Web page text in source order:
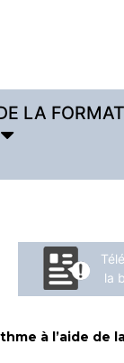
LA
la
à l’aide de